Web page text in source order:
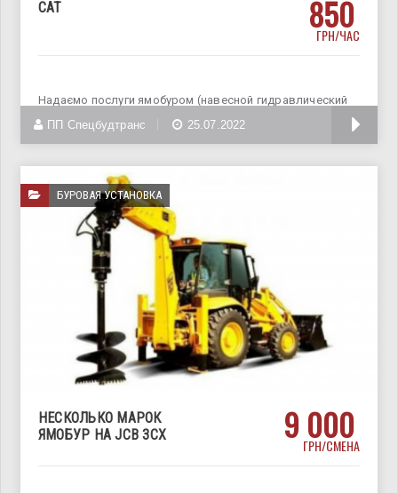
CAT 850
ГРН/ЧАС
Надаємо послуги ямобуром (навесной гидравлический
бур) на базі екскаватора -
ПП Спецбудтранс 25.07.2022
БУРОВАЯ УСТАНОВКА
НЕСКОЛЬКО МАРОК
ЯМОБУР НА JCB 3CX
9 000
ГРН/СМЕНА